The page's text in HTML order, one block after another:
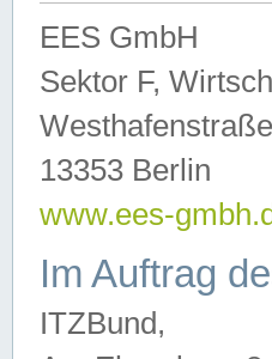
EES GmbH
Sektor F,
13353 Berlin
www.ees-
Im Auftrag
ITZBund,